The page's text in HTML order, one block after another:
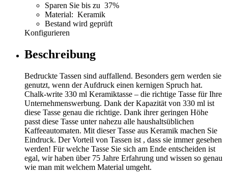
Sparen Sie bis zu 37%
Material: Keramik
Bestand wird geprüft
Konfigurieren
Beschreibung
Bedruckte Tassen sind auffallend. Besonders gern werden sie
genutzt, wenn der Aufdruck einen kernigen Spruch hat.
Chalk-write 330 ml Keramiktasse – die richtige Tasse für Ihre
Unternehmenswerbung. Dank der Kapazität von 330 ml ist
diese Tasse genau die richtige. Dank ihrer geringen Höhe
passt diese Tasse unter nahezu alle haushaltsüblichen
Kaffeeautomaten. Mit dieser Tasse aus Keramik machen Sie
Eindruck. Der Vorteil von Tassen ist , dass sie immer gesehen
werden! Für welche Tasse Sie sich am Ende entscheiden ist
egal, wir haben über 75 Jahre Erfahrung und wissen so genau
wie man mit welchem Material umgeht.